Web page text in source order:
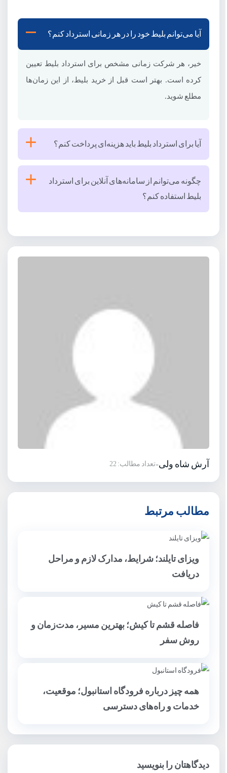
آیا می‌توانم بلیط خود را در هر زمانی استرداد کنم؟
خیر، هر شرکت زمانی مشخص برای استرداد بلیط تعیین
کرده است. بهتر است قبل از خرید بلیط، از این زمان‌ها
مطلع شوید.
آیا برای استرداد بلیط باید هزینه‌ای پرداخت کنم؟
بسیاری از شرکت‌ها برای استرداد بلیط هزینه‌های اضافی
دریافت می‌کنند. این هزینه‌ها ممکن است شامل جریمه
کنسل کردن و هزینه‌های اداری باشد.
چگونه می‌توانم از سامانه‌های آنلاین برای استرداد
بلیط استفاده کنم؟
آرش شاه ولی -تعداد مطالب: 22
مطالب مرتبط
ویزای تایلند؛ شرایط، مدارک لازم و مراحل
دریافت
فاصله قشم تا کیش؛ بهترین مسیر، مدت‌زمان و
روش سفر
همه چیز درباره فرودگاه استانبول؛ موقعیت،
خدمات و راه‌های دسترسی
دیدگاهتان را بنویسید